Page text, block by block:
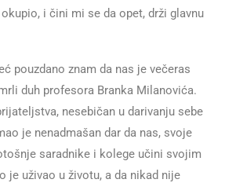
i čini mi se da opet, drži glavnu
pouzdano znam da nas je večeras
duh profesora Branka Milanovića.
nesebičan u darivanju sebe
je nenadmašan dar da nas, svoje
saradnike i kolege učini svojim
je uživao u životu, a da nikad nije